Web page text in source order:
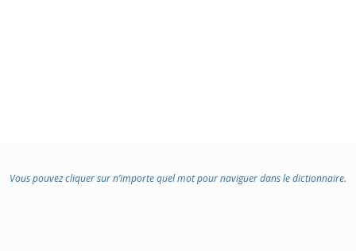
Vous pouvez cliquer sur n’importe quel mot pour naviguer dans le dictionnaire.